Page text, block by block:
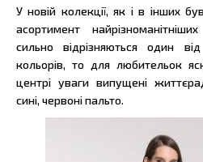
У новій колекції, як і в інших
асортимент
сильно відрізняються один
кольорів, то для любительок
центрі уваги випущені
сині, червоні пальто.